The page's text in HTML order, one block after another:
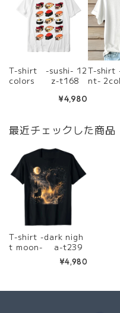
T-shirt -sushi- 12
colors z-t168
¥4,980
T-shirt -collage pri
nt- 2colors z-t
最近チェックした商品
T-shirt -dark nigh
t moon- a-t239
¥4,980